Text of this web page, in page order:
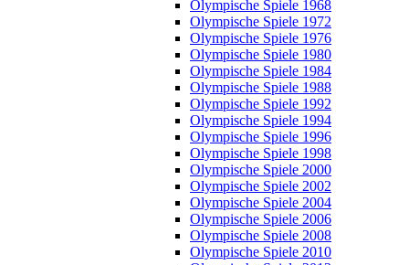
Olympische Spiele 1968
Olympische Spiele 1972
Olympische Spiele 1976
Olympische Spiele 1980
Olympische Spiele 1984
Olympische Spiele 1988
Olympische Spiele 1992
Olympische Spiele 1994
Olympische Spiele 1996
Olympische Spiele 1998
Olympische Spiele 2000
Olympische Spiele 2002
Olympische Spiele 2004
Olympische Spiele 2006
Olympische Spiele 2008
Olympische Spiele 2010